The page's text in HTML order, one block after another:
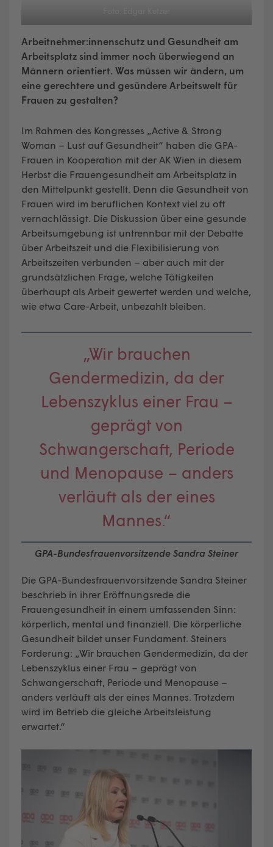
Arbeitnehmer:innenschutz und Gesundheit am
Arbeitsplatz sind immer noch überwiegend an
Männern orientiert. Was müssen wir ändern, um
eine gerechtere und gesündere Arbeitswelt für
Frauen zu gestalten?
Im Rahmen des Kongresses „Active & Strong
Woman – Lust auf Gesundheit“ haben die GPA-
Frauen in Kooperation mit der AK Wien in diesem
Herbst die Frauengesundheit am Arbeitsplatz in
den Mittelpunkt gestellt. Denn die Gesundheit von
Frauen wird im beruflichen Kontext viel zu oft
vernachlässigt. Die Diskussion über eine gesunde
Arbeitsumgebung ist untrennbar mit der Debatte
über Arbeitszeit und die Flexibilisierung von
Arbeitszeiten verbunden – aber auch mit der
grundsätzlichen Frage, welche Tätigkeiten
überhaupt als Arbeit gewertet werden und welche,
wie etwa Care-Arbeit, unbezahlt bleiben.
„Wir brauchen
Gendermedizin, da der
Lebenszyklus einer Frau –
geprägt von
Schwangerschaft, Periode
und Menopause – anders
verläuft als der eines
Mannes.“
GPA-Bundesfrauenvorsitzende Sandra Steiner
Die GPA-Bundesfrauenvorsitzende Sandra Steiner
beschrieb in ihrer Eröffnungsrede die
Frauengesundheit in einem umfassenden Sinn:
körperlich, mental und finanziell. Die körperliche
Gesundheit bildet unser Fundament. Steiners
Forderung: „Wir brauchen Gendermedizin, da der
Lebenszyklus einer Frau – geprägt von
Schwangerschaft, Periode und Menopause –
anders verläuft als der eines Mannes. Trotzdem
wird im Betrieb die gleiche Arbeitsleistung
erwartet.“